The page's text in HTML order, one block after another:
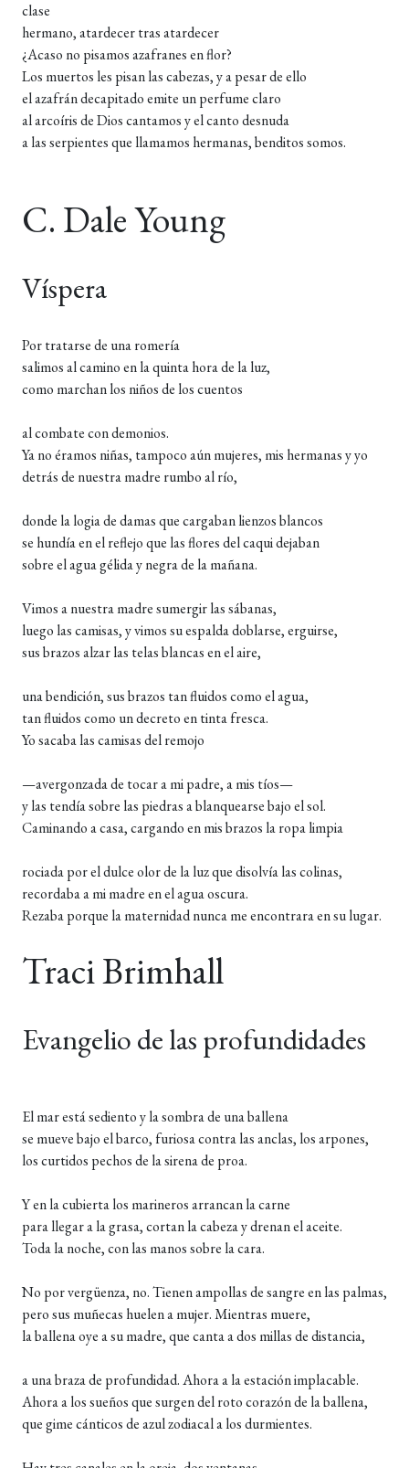
clase
hermano, atardecer tras atardecer
¿Acaso no pisamos azafranes en flor?
Los muertos les pisan las cabezas, y a pesar de ello
el azafrán decapitado emite un perfume claro
al arcoíris de Dios cantamos y el canto desnuda
a las serpientes que llamamos hermanas, benditos somos.
C. Dale Young
Víspera
Por tratarse de una romería
salimos al camino en la quinta hora de la luz,
como marchan los niños de los cuentos
al combate con demonios.
Ya no éramos niñas, tampoco aún mujeres, mis hermanas y yo
detrás de nuestra madre rumbo al río,
donde la logia de damas que cargaban lienzos blancos
se hundía en el reflejo que las flores del caqui dejaban
sobre el agua gélida y negra de la mañana.
Vimos a nuestra madre sumergir las sábanas,
luego las camisas, y vimos su espalda doblarse, erguirse,
sus brazos alzar las telas blancas en el aire,
una bendición, sus brazos tan fluidos como el agua,
tan fluidos como un decreto en tinta fresca.
Yo sacaba las camisas del remojo
—avergonzada de tocar a mi padre, a mis tíos—
y las tendía sobre las piedras a blanquearse bajo el sol.
Caminando a casa, cargando en mis brazos la ropa limpia
rociada por el dulce olor de la luz que disolvía las colinas,
recordaba a mi madre en el agua oscura.
Rezaba porque la maternidad nunca me encontrara en su lugar.
Traci Brimhall
Evangelio de las profundidades
El mar está sediento y la sombra de una ballena
se mueve bajo el barco, furiosa contra las anclas, los arpones,
los curtidos pechos de la sirena de proa.
Y en la cubierta los marineros arrancan la carne
para llegar a la grasa, cortan la cabeza y drenan el aceite.
Toda la noche, con las manos sobre la cara.
No por vergüenza, no. Tienen ampollas de sangre en las palmas,
pero sus muñecas huelen a mujer. Mientras muere,
la ballena oye a su madre, que canta a dos millas de distancia,
a una braza de profundidad. Ahora a la estación implacable.
Ahora a los sueños que surgen del roto corazón de la ballena,
que gime cánticos de azul zodiacal a los durmientes.